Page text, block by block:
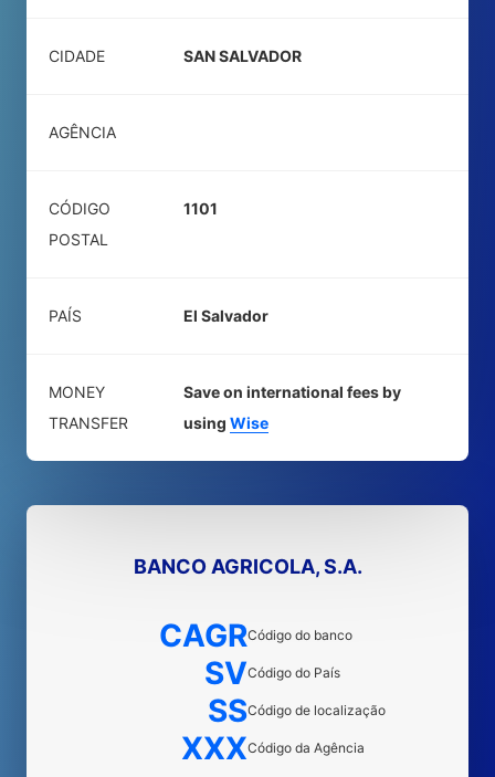
CIDADE SAN SALVADOR
AGÊNCIA
CÓDIGO
POSTAL
1101
PAÍS El Salvador
MONEY
TRANSFER
Save on international fees by
using Wise
BANCO AGRICOLA, S.A.
CAGRCódigo do banco
SVCódigo do País
SSCódigo de localização
XXXCódigo da Agência